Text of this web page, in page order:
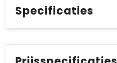
Specificaties